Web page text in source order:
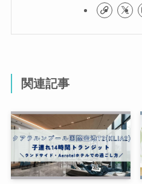
関連記事